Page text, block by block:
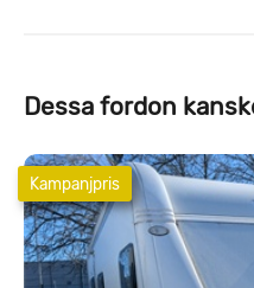
Dessa fordon
Kampanjpris